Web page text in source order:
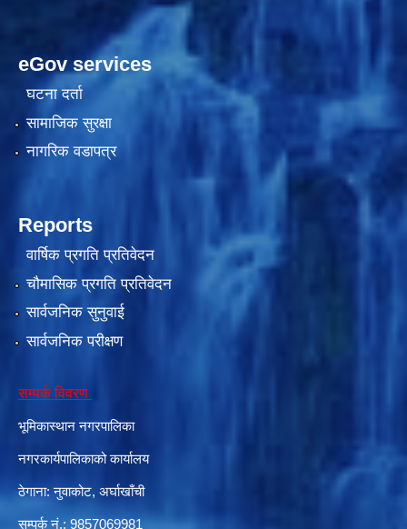
eGov services
घटना दर्ता
सामाजिक सुरक्षा
नागरिक वडापत्र
Reports
वार्षिक प्रगति प्रतिवेदन
चौमासिक प्रगति प्रतिवेदन
सार्वजनिक सुनुवाई
सार्वजनिक परीक्षण
सम्पर्क विवरण
भूमिकास्थान नगरपालिका
नगरकार्यपालिकाको कार्यालय
ठेगाना: नुवाकोट, अर्घाखाँची
सम्पर्क नं.: 9857069981